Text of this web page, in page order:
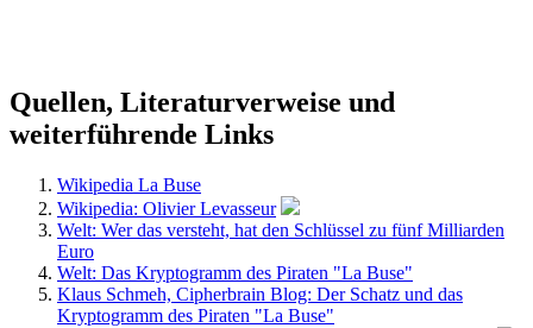
Quellen, Literaturverweise und
weiterführende Links
Wikipedia La Buse
Wikipedia: Olivier Levasseur
Welt: Wer das versteht, hat den Schlüssel zu fünf Milliarden
Euro
Welt: Das Kryptogramm des Piraten "La Buse"
Klaus Schmeh, Cipherbrain Blog: Der Schatz und das
Kryptogramm des Piraten "La Buse"